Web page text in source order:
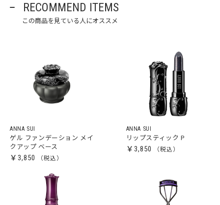
RECOMMEND ITEMS
この商品を見ている人にオススメ
ANNA SUI
ゲル ファンデーション メイ
クアップ ベース
￥3,850
ANNA SUI
リップスティック P
￥3,850